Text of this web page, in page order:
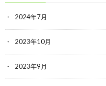
2024年7月
2023年10月
2023年9月